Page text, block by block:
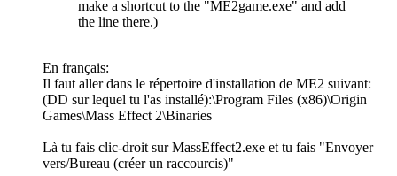
make a shortcut to the "ME2game.exe" and add
the line there.)
En français:
Il faut aller dans le répertoire d'installation de ME2 suivant:
(DD sur lequel tu l'as installé):\Program Files (x86)\Origin
Games\Mass Effect 2\Binaries
Là tu fais clic-droit sur MassEffect2.exe et tu fais "Envoyer
vers/Bureau (créer un raccourcis)"